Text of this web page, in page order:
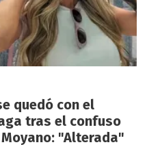
quedó con el
tras el confuso
"Alterada"